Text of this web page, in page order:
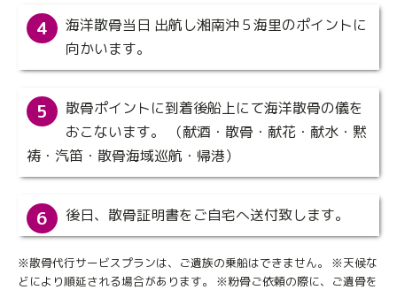
4
海洋散骨当日 出航し湘南沖５海里のポイントに
向かいます。
5
散骨ポイントに到着後船上にて海洋散骨の儀を
おこないます。 （献酒・散骨・献花・献水・黙
祷・汽笛・散骨海域巡航・帰港）
6 後日、散骨証明書をご自宅へ送付致します。
※散骨代行サービスプランは、ご遺族の乗船はできません。 ※天候な
どにより順延される場合があります。 ※粉骨ご依頼の際に、ご遺骨を